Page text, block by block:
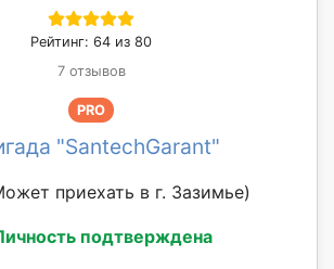
Рейтинг: 64 из 80
7 отзывов
PRO
"SantechGarant"
приехать в г. Зазимье)
подтверждена